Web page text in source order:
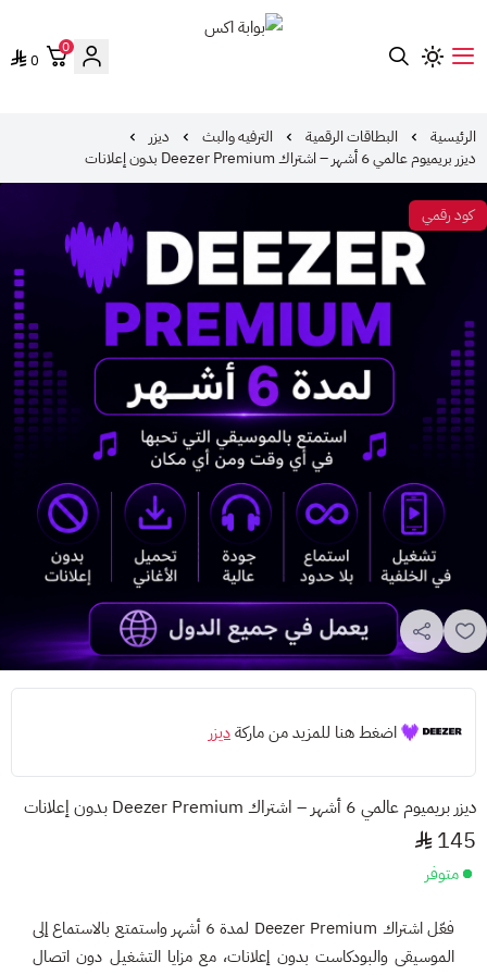
0
0
الرئيسية البطاقات الرقمية الترفيه والبث
ديزر
ديزر بريميوم عالمي 6 أشهر – اشتراك Deezer Premium بدون إعلانات
كود رقمي
اضغط هنا للمزيد من ماركةديزر
ديزر بريميوم عالمي 6 أشهر – اشتراك Deezer Premium بدون إعلانات
145
متوفر
فعّل اشتراك Deezer Premium لمدة 6 أشهر واستمتع بالاستماع إلى
الموسيقى والبودكاست بدون إعلانات، مع مزايا التشغيل دون اتصال